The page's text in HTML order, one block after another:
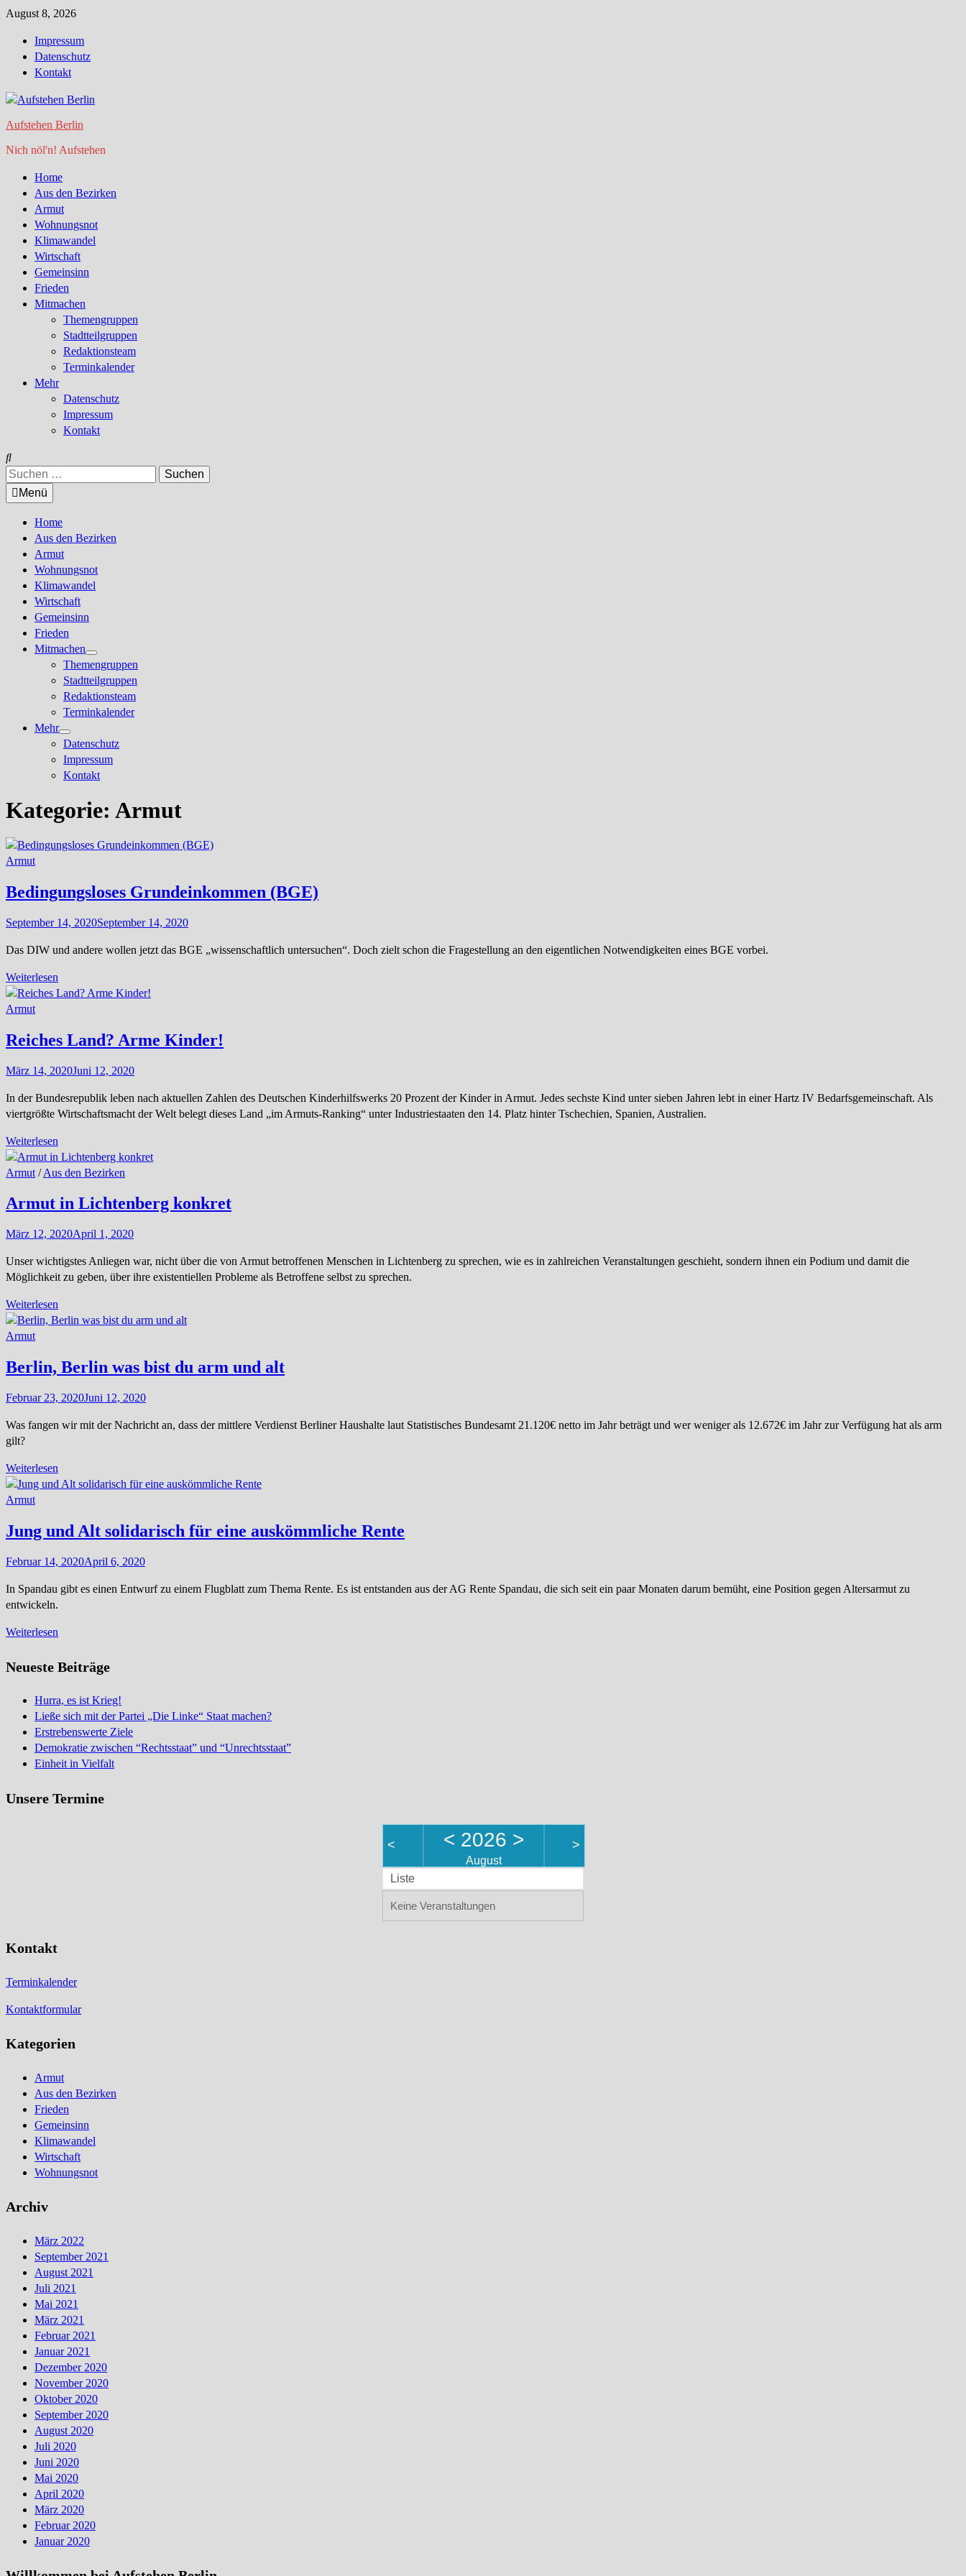
Zum
springen
August 8, 2026
Impressum
Datenschutz
Kontakt
Aufstehen Berlin
Nich nöl'n! Aufstehen
Home
Aus den Bezirken
Armut
Wohnungsnot
Klimawandel
Wirtschaft
Gemeinsinn
Frieden
Mitmachen
Themengruppen
Stadtteilgruppen
Redaktionsteam
Terminkalender
Mehr
Datenschutz
Impressum
Kontakt
Suchen
nach:Menü
Home
Aus den Bezirken
Armut
Wohnungsnot
Klimawandel
Wirtschaft
Gemeinsinn
Frieden
Mitmachen
Untermenü
anzeigen
Themengruppen
Stadtteilgruppen
Redaktionsteam
Terminkalender
Mehr
Untermenü
anzeigen
Datenschutz
Impressum
Kontakt
Kategorie: Armut
Armut
Bedingungsloses Grundeinkommen (BGE)
September 14, 2020September 14, 2020
Das DIW und andere wollen jetzt das BGE „wissenschaftlich untersuchen“. Doch zielt schon die Fragestellung an den eigentlichen Notwendigkeiten eines BGE vorbei.
Bedingungsloses
Grundeinkommen
(BGE)
Weiterlesen
Armut
Reiches Land? Arme Kinder!
März 14, 2020Juni 12, 2020
In der Bundesrepublik leben nach aktuellen Zahlen des Deutschen Kinderhilfswerks 20 Prozent der Kinder in Armut. Jedes sechste Kind unter sieben Jahren lebt in einer Hartz IV Bedarfsgemeinschaft. Als
viertgrößte Wirtschaftsmacht der Welt belegt dieses Land „im Armuts-Ranking“ unter Industriestaaten den 14. Platz hinter Tschechien, Spanien, Australien.
Reiches
Land?
Arme
Weiterlesen
Armut /Aus den Bezirken
Armut in Lichtenberg konkret
März 12, 2020April 1, 2020
Unser wichtigstes Anliegen war, nicht über die von Armut betroffenen Menschen in Lichtenberg zu sprechen, wie es in zahlreichen Veranstaltungen geschieht, sondern ihnen ein Podium und damit die
Möglichkeit zu geben, über ihre existentiellen Probleme als Betroffene selbst zu sprechen.
Armut
in
Lichtenberg
Weiterlesen
Armut
Berlin, Berlin was bist du arm und alt
Februar 23, 2020Juni 12, 2020
Was fangen wir mit der Nachricht an, dass der mittlere Verdienst Berliner Haushalte laut Statistisches Bundesamt 21.120€ netto im Jahr beträgt und wer weniger als 12.672€ im Jahr zur Verfügung hat als arm
gilt?
Berlin,
Berlin
was
du
und
Weiterlesen
Armut
Jung und Alt solidarisch für eine auskömmliche Rente
Februar 14, 2020April 6, 2020
In Spandau gibt es einen Entwurf zu einem Flugblatt zum Thema Rente. Es ist entstanden aus der AG Rente Spandau, die sich seit ein paar Monaten darum bemüht, eine Position gegen Altersarmut zu
entwickeln.
Jung
Alt
auskömmliche
Weiterlesen
Neueste Beiträge
Hurra, es ist Krieg!
Ließe sich mit der Partei „Die Linke“ Staat machen?
Erstrebenswerte Ziele
Demokratie zwischen “Rechtsstaat” und “Unrechtsstaat”
Einheit in Vielfalt
Unsere Termine
< < 2026 >
August
>
Liste
Keine Veranstaltungen
Kontakt
Terminkalender
Kontaktformular
Kategorien
Armut
Aus den Bezirken
Frieden
Gemeinsinn
Klimawandel
Wirtschaft
Wohnungsnot
Archiv
März 2022
September 2021
August 2021
Juli 2021
Mai 2021
März 2021
Februar 2021
Januar 2021
Dezember 2020
November 2020
Oktober 2020
September 2020
August 2020
Juli 2020
Juni 2020
Mai 2020
April 2020
März 2020
Februar 2020
Januar 2020